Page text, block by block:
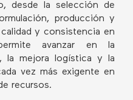
desde la selección de
producción y
y consistencia en
avanzar en la
la mejora logística y la
vez más exigente en
recursos.